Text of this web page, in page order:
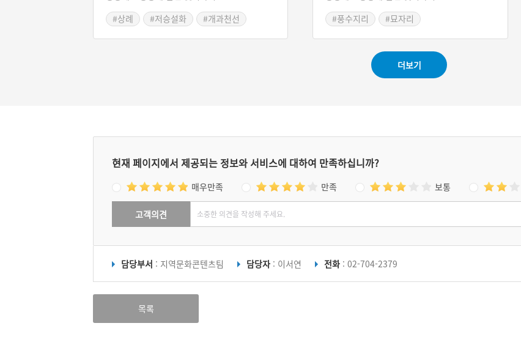
#상례
#저승설화 #개과천선
#풍수지리
#묘자리
더보기
현재 페이지에서 제공되는 정보와 서비스에 대하여 만족하십니까?
매우만족 만족 보통
고객의견
담당부서 : 지역문화콘텐츠팀 담당자 : 이서연 전화 : 02-704-2379
목록